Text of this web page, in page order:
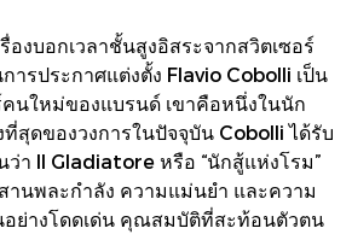
งบอกเวลาชั้นสูงอิสระจากสวิตเซอร์
ารประกาศแต่งตั้ง Flavio Cobolli เป็น
นใหม่ของแบรนด์ เขาคือหนึ่งในนัก
สุดของวงการในปัจจุบัน Cobolli ได้รับ
ว่า Il Gladiatore หรือ “นักสู้แห่งโรม”
านพละกำลัง ความแม่นยำ และความ
อย่างโดดเด่น คุณสมบัติที่สะท้อนตัวตน